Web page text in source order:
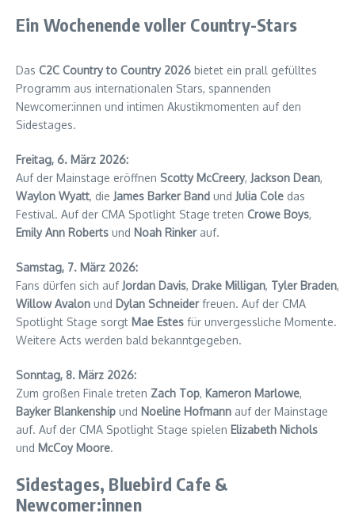
Ein Wochenende voller Country-Stars
Das C2C Country to Country 2026 bietet ein prall gefülltes
Programm aus internationalen Stars, spannenden
Newcomer:innen und intimen Akustikmomenten auf den
Sidestages.
Freitag, 6. März 2026:
Auf der Mainstage eröffnen Scotty McCreery, Jackson Dean,
Waylon Wyatt, die James Barker Band und Julia Cole das
Festival. Auf der CMA Spotlight Stage treten Crowe Boys,
Emily Ann Roberts und Noah Rinkerauf.
Samstag, 7. März 2026:
Fans dürfen sich auf Jordan Davis, Drake Milligan, Tyler Braden,
Willow Avalon und Dylan Schneiderfreuen. Auf der CMA
Spotlight Stage sorgt Mae Estes für unvergessliche Momente.
Weitere Acts werden bald bekanntgegeben.
Sonntag, 8. März 2026:
Zum großen Finale treten Zach Top, Kameron Marlowe,
Bayker Blankenship und Noeline Hofmann auf der Mainstage
auf. Auf der CMA Spotlight Stage spielen Elizabeth Nichols
und McCoy Moore.
Sidestages, Bluebird Cafe &
Newcomer:innen